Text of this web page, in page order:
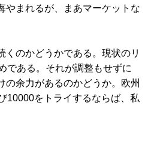
やまれるが、まあマーケットな
のかどうかである。現状のリ
である。それが調整もせずに
の余力があるのかどうか。欧州
10000をトライするならば、私